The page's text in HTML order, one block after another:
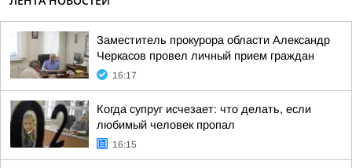
Заместитель прокурора области Александр
Черкасов провел личный прием граждан
16:17
Когда супруг исчезает: что делать, если
любимый человек пропал
16:15